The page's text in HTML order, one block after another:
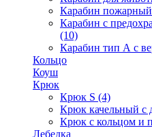
Карабин
Карабин с
(10)
Карабин тип А с
Кольцо
Коуш
Крюк
Крюк S (4)
Крюк качельный с
Крюк с кольцом и
Лебедка